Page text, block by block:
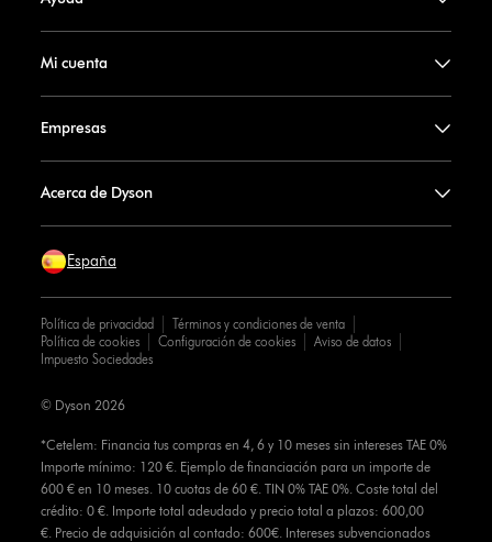
Mi cuenta
Empresas
Acerca de Dyson
España
Política de privacidad
Términos y condiciones de venta
Política de cookies
Configuración de cookies
Aviso de datos
Impuesto Sociedades
*Cetelem: Financia tus compras en 4, 6 y 10 meses sin intereses TAE 0%
Importe mínimo: 120 €. Ejemplo de financiación para un importe de
600 € en 10 meses. 10 cuotas de 60 €. TIN 0% TAE 0%. Coste total del
crédito: 0 €. Importe total adeudado y precio total a plazos: 600,00
€. Precio de adquisición al contado: 600€. Intereses subvencionados
© Dyson 2026